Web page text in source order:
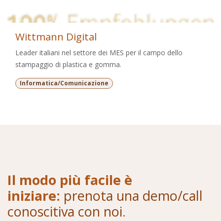
Wittmann Digital
Leader italiani nel settore dei MES per il campo dello
stampaggio di plastica e gomma.
Informatica/Comunicazione
Il modo più facile è
iniziare: prenota una demo/call
conoscitiva con noi.